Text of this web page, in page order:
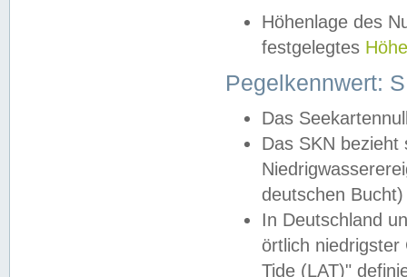
Höhenlage des
festgelegtes
Pegelkennwert:
Das
Das SKN
deutschen
In Deutschland
örtlich
Tide (LAT)"